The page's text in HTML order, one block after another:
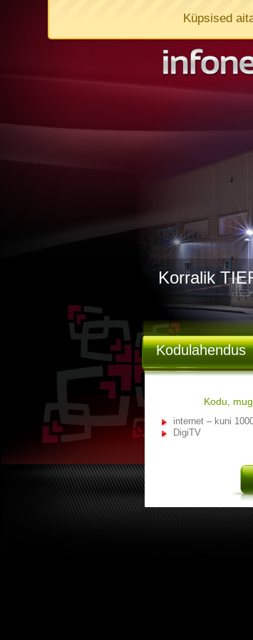
Korralik
Kodulahendus
Kodu,
internet – kuni
DigiTV
Küpsised